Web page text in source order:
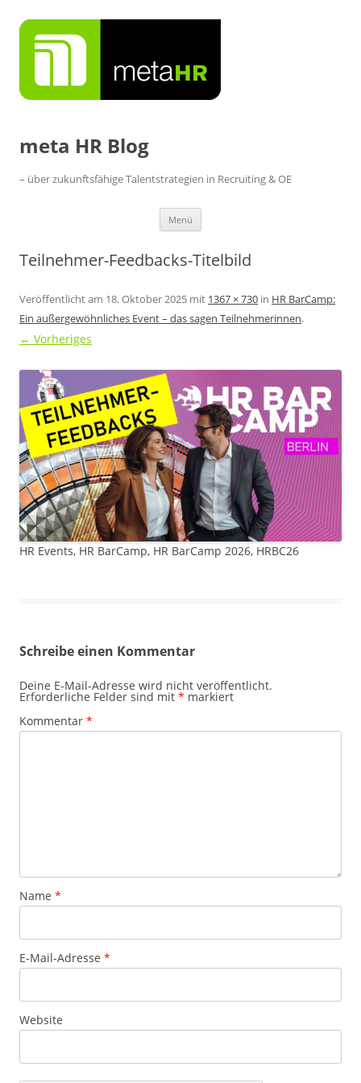
Inhalt
springen
meta HR Blog
– über zukunftsfähige Talentstrategien in Recruiting & OE
Menü
Teilnehmer-Feedbacks-Titelbild
Veröffentlicht am 18. Oktober 2025 mit 1367 × 730 in HR BarCamp:
Ein außergewöhnliches Event – das sagen Teilnehmerinnen.
← Vorheriges
HR Events, HR BarCamp, HR BarCamp 2026, HRBC26
Schreibe einen Kommentar
Deine E-Mail-Adresse wird nicht veröffentlicht.
Erforderliche Felder sind mit * markiert
Kommentar *
Name *
E-Mail-Adresse *
Website